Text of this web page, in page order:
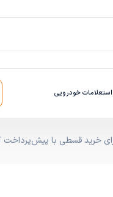
استعلامات خودرویی